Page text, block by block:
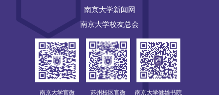
南京大学新闻网
南京大学校友总会
南京大学官微 苏州校区官微 南京大学健雄书院